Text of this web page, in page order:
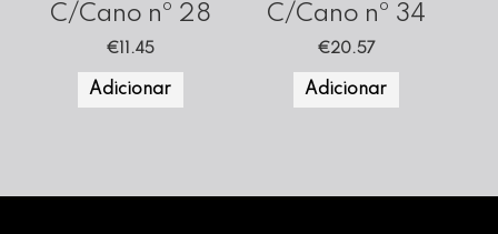
C/Cano nº 28
€ 11.45
Adicionar
C/Cano nº 34
€20.57
Adicionar